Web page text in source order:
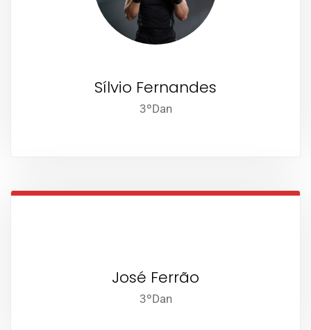
Sílvio Fernandes
3ºDan
José Ferrão
3ºDan